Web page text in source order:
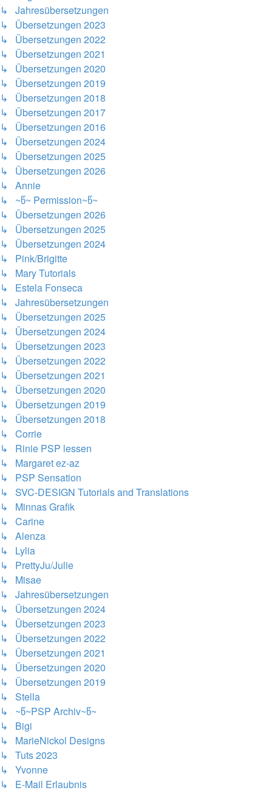
↳ Jahresübersetzungen
↳ Übersetzungen 2023
↳ Übersetzungen 2022
↳ Übersetzungen 2021
↳ Übersetzungen 2020
↳ Übersetzungen 2019
↳ Übersetzungen 2018
↳ Übersetzungen 2017
↳ Übersetzungen 2016
↳ Übersetzungen 2024
↳ Übersetzungen 2025
↳ Übersetzungen 2026
↳ Annie
↳ ~წ~ Permission~წ~
↳ Übersetzungen 2026
↳ Übersetzungen 2025
↳ Übersetzungen 2024
↳ Pink/Brigitte
↳ Mary Tutorials
↳ Estela Fonseca
↳ Jahresübersetzungen
↳ Übersetzungen 2025
↳ Übersetzungen 2024
↳ Übersetzungen 2023
↳ Übersetzungen 2022
↳ Übersetzungen 2021
↳ Übersetzungen 2020
↳ Übersetzungen 2019
↳ Übersetzungen 2018
↳ Corrie
↳ Rinie PSP lessen
↳ Margaret ez-az
↳ PSP Sensation
↳ SVC-DESIGN Tutorials and Translations
↳ Minnas Grafik
↳ Carine
↳ Alenza
↳ Lylia
↳ PrettyJu/Julie
↳ Misae
↳ Jahresübersetzungen
↳ Übersetzungen 2024
↳ Übersetzungen 2023
↳ Übersetzungen 2022
↳ Übersetzungen 2021
↳ Übersetzungen 2020
↳ Übersetzungen 2019
↳ Stella
↳ ~წ~PSP Archiv~წ~
↳ Bigi
↳ MarieNickol Designs
↳ Tuts 2023
↳ Yvonne
↳ E-Mail Erlaubnis